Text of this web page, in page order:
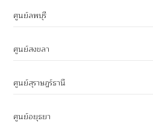
ศูนย์ลพบุรี
ศูนย์สงขลา
ศูนย์สุราษฎร์ธานี
ศูนย์อยุธยา